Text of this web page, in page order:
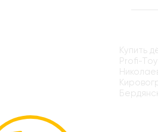
Купить
Profi-